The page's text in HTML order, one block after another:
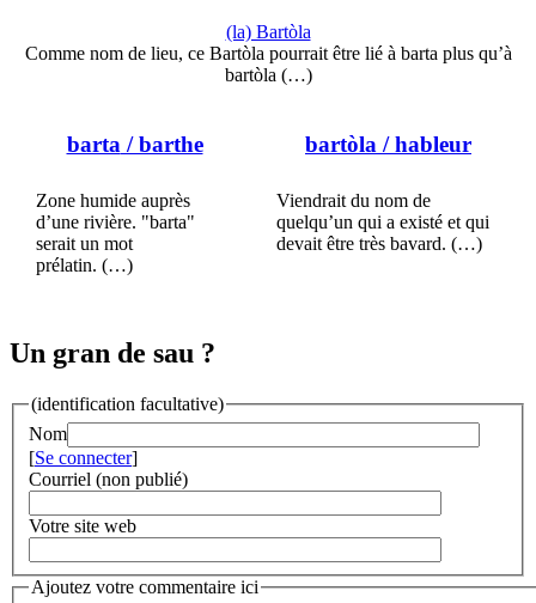
(la) Bartòla
Comme nom de lieu, ce Bartòla pourrait être lié à barta plus qu’à
bartòla (…)
barta / barthe
Zone humide auprès
d’une rivière. "barta"
serait un mot
prélatin. (…)
bartòla / hableur
Viendrait du nom de
quelqu’un qui a existé et qui
devait être très bavard. (…)
Un gran de sau ?
(identification facultative)
Nom
[Se connecter]
Courriel (non publié)
Votre site web
Ajoutez votre commentaire ici